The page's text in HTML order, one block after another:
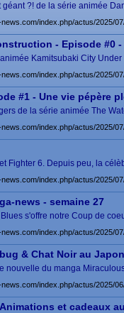
?! de la série animée
index.php/actus/2025/
- Episode #0 -
Kamitsubaki City
index.php/actus/2025/
#1 - Une vie pépère
de la série animée The
index.php/actus/2025/
Fighter 6. Depuis peu, la
index.php/actus/2025/
news - semaine 27
s'offre notre Coup de
index.php/actus/2025/
& Chat Noir au Japon
nouvelle du manga
index.php/actus/2025/
et cadeaux